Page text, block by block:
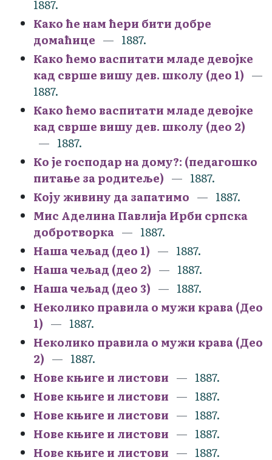
1887.
Како ће нам ћери бити добре
домаћице
1887.
Како ћемо васпитати младе девојке
кад сврше вишу дев. школу (део 1)
1887.
Како ћемо васпитати младе девојке
кад сврше вишу дев. школу (део 2)
1887.
Ко је господар на дому?: (педагошко
питање за родитеље)
1887.
Коју живину да запатимо
1887.
Мис Аделина Павлија Ирби српска
добротворка
1887.
Наша чељад (део 1)
1887.
Наша чељад (део 2)
1887.
Наша чељад (део 3)
1887.
Неколико правила о мужи крава (Део
1)
1887.
Неколико правила о мужи крава (Део
2)
1887.
Нове књиге и листови
1887.
Нове књиге и листови
1887.
Нове књиге и листови
1887.
Нове књиге и листови
1887.
Нове књиге и листови
1887.